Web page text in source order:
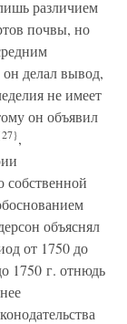
различием
почвы, но
делал вывод,
не имеет
он объявил
,
собственной
объяснял
от 1750 до
1750 г. отнюдь